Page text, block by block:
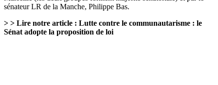
sénateur LR de la Manche, Philippe Bas.
> > Lire notre article : Lutte contre le communautarisme : le
Sénat adopte la proposition de loi